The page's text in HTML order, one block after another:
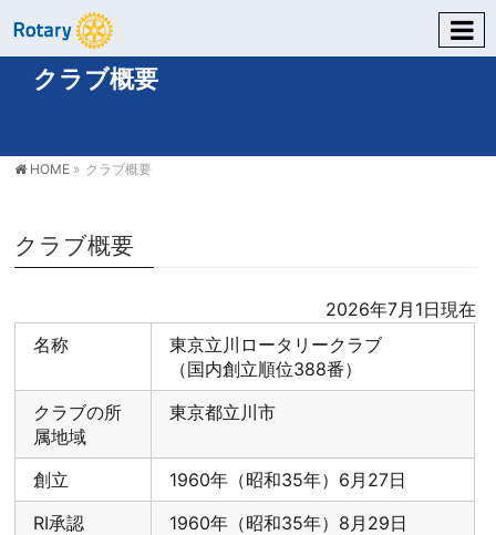
クラブ概要
HOME » クラブ概要
クラブ概要
2026年7月1日現在
名称
東京立川ロータリークラブ
（国内創立順位388番）
クラブの所
属地域
東京都立川市
創立
1960年（昭和35年）6月27日
RI承認
1960年（昭和35年）8月29日